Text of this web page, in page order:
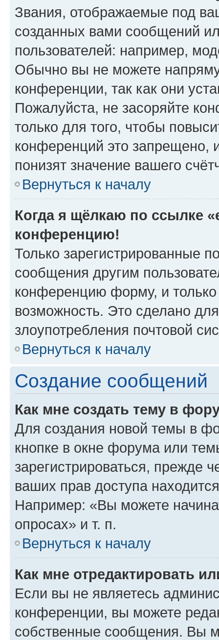
Звания, отображаемые под
созданных вами сообщений
пользователей: например,
Обычно вы не можете
конференции, так как они
Пожалуйста, не засоряйте
только для того, чтобы
конференций это запрещено,
понизят значение вашего
Вернуться к началу
Когда я щёлкаю по ссылке
конференцию!
Только зарегистрированные
сообщения другим
конференцию форму, и
возможность. Это сделано
злоупотребления почтовой
Вернуться к началу
Создание сообщений
Как мне создать тему в
Для создания новой темы в
кнопке в окне форума или
зарегистрироваться, прежде
ваших прав доступа
Например: «Вы можете
опросах» и т. п.
Вернуться к началу
Как мне отредактировать
Если вы не являетесь
конференции, вы можете
собственные сообщения. Вы